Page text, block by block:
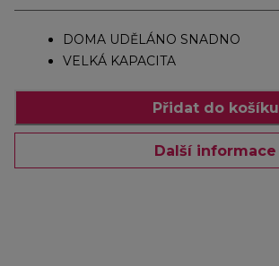
DOMA UDĚLÁNO SNADNO
VELKÁ KAPACITA
Přidat do košíku
Další informace